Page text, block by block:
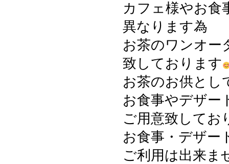
カフェ様やお食
異なります為
お茶のワンオー
致しております
お茶のお供とし
お食事やデザー
ご用意致してお
お食事・デザー
ご利用は出来ま